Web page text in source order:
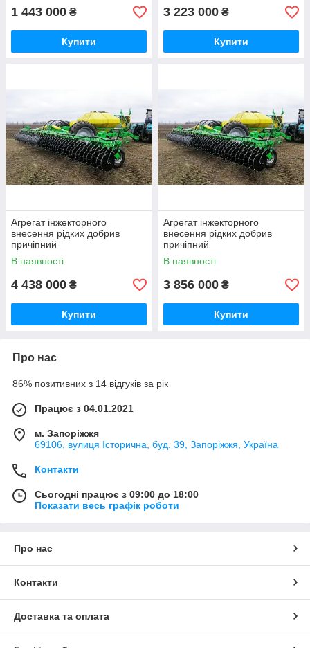
1 443 000 ₴
Купити
3 223 000 ₴
Купити
Агрегат інжекторного
внесення рідких добрив
причіпний
Вулкан-12П-233/7000, бак
7000 л, ширина 12 м
В наявності
4 438 000 ₴
Купити
Агрегат інжекторного
внесення рідких добрив
причіпний
Вулкан-12П-250/4000, бак
4000 л, ширина 12 м
В наявності
3 856 000 ₴
Купити
Про нас
86% позитивних з 14 відгуків за рік
Працює з 04.01.2021
м. Запоріжжя
69106, вулиця Історична, буд. 39, Запоріжжя, Україна
Контакти
Сьогодні працює з 09:00 до 18:00
Показати весь графік роботи
Про нас
Контакти
Доставка та оплата